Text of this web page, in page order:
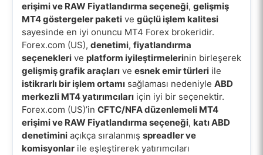
erişimi ve RAW Fiyatlandırma seçeneği, gelişmiş
MT4 göstergeler paketive güçlü işlem kalitesi
sayesinde en iyi onuncu MT4 Forex brokeridir.
Forex.com (US), denetimi, fiyatlandırma
seçeneklerive platform iyileştirmelerinin birleşerek
gelişmiş grafik araçlarıve esnek emir türleriile
istikrarlı bir işlem ortamısağlaması nedeniyle ABD
merkezli MT4 yatırımcılarıiçin iyi bir seçenektir.
Forex.com (US)’in CFTC/NFA düzenlemeli MT4
erişimi ve RAW Fiyatlandırma seçeneği, katı ABD
denetiminiaçıkça sıralanmış spreadler ve
komisyonlarile eşleştirerek yatırımcıları